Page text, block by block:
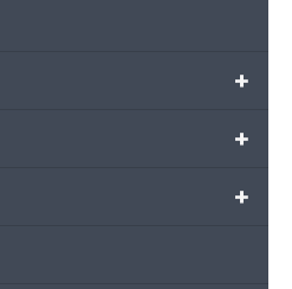
+
+
+